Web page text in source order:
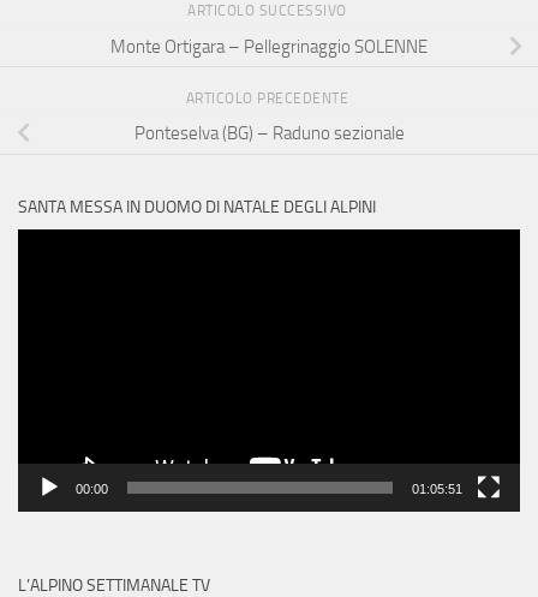
ARTICOLO SUCCESSIVO
Monte Ortigara – Pellegrinaggio SOLENNE
ARTICOLO PRECEDENTE
Ponteselva (BG) – Raduno sezionale
SANTA MESSA IN DUOMO DI NATALE DEGLI ALPINI
00:00 01:05:51
L’ALPINO SETTIMANALE TV